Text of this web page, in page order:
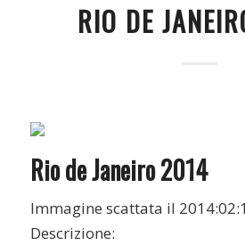
RIO DE
Rio de Janeiro 2014
Immagine scattata il
Descrizione: